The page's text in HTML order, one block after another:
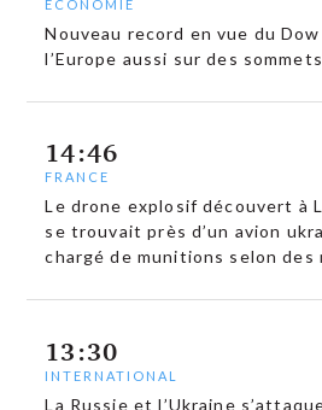
ECONOMIE
Nouveau record en vue du Dow
l’Europe aussi sur des sommets
14:46
FRANCE
Le drone explosif découvert à
se trouvait près d’un avion
chargé de munitions selon des
13:30
INTERNATIONAL
La Russie et l’Ukraine